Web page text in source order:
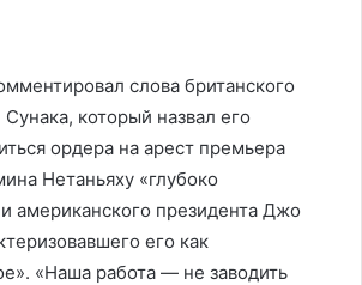
слова британского
который назвал его
ордера на арест премьера
Нетаньяху «глубоко
американского президента Джо
его как
«Наша работа — не заводить